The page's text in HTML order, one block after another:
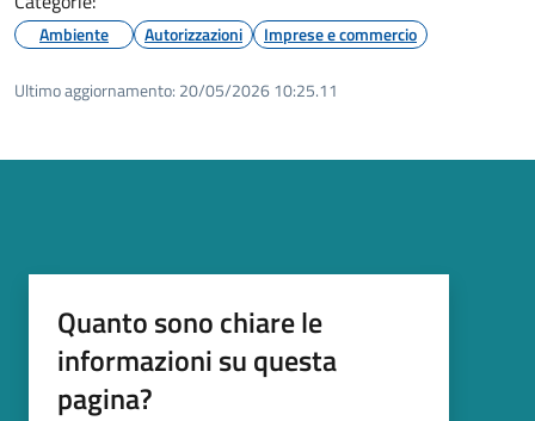
Ambiente Autorizzazioni Imprese e commercio
Ultimo aggiornamento: 20/05/2026 10:25.11
Quanto sono chiare le
informazioni su questa
pagina?